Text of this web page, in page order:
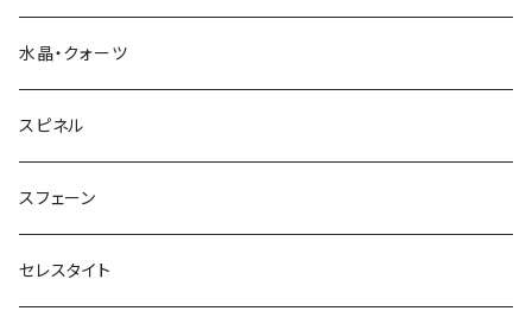
水晶・クォーツ
スピネル
スフェーン
セレスタイト